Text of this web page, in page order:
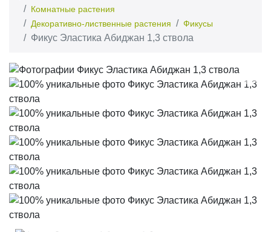
Комнатные растения
Декоративно-лиственные растения
Фикусы
Фикус Эластика Абиджан 1,3 ствола